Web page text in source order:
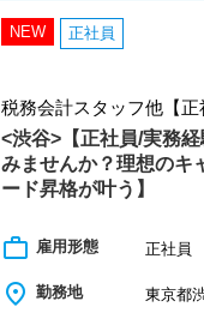
専門Webサイトを10サイト
各オフィスに国税OB税理
税理士という仕事は不況に
業務は数多く存在していま
そのため、全拠点でスタッ
また、職場環境の改善に積
「職場環境改善宣言企業」
長く安心して働ける環境を
【渋谷の事務所はこんなオフ
2021年6月にオープンした
NEW 正社員
税務会計スタッフ他【
<渋谷>【正社員/実務
みませんか？理想のキ
ード昇格が叶う】
work_outline 雇用形態 正社員
place 勤務地 東京都